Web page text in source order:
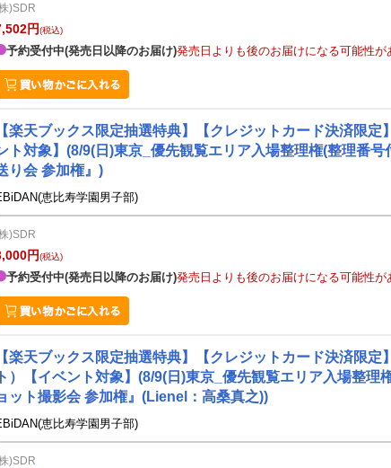
)SDR
円(税込)
予約受付中(発売日以降のお届け)発売日よりも後のお届けになる可能性が
【楽天ブックス限定抽選特典】【クレジットカード決済限
ト対象】(8/9(日)東京_優先観覧エリア入場整理権(整理番
り会 参加権』)
恵比寿学園男子部)
)SDR
円(税込)
予約受付中(発売日以降のお届け)発売日よりも後のお届けになる可能性が
【楽天ブックス限定抽選特典】【クレジットカード決済限
ト）【イベント対象】(8/9(日)東京_優先観覧エリア入場整
ット撮影会 参加権』(Lienel：高桑真之))
恵比寿学園男子部)
)SDR